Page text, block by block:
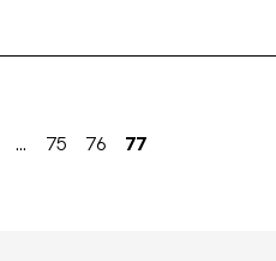
… 75 76 77